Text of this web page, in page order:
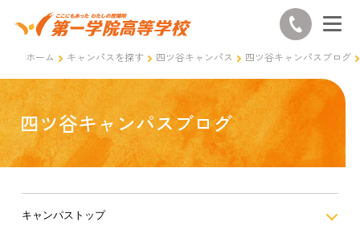
ホーム キャンパスを探す 四ツ谷キャンパス 四ツ谷キャンパスブログ
四ツ谷キャンパスブログ
キャンパストップ